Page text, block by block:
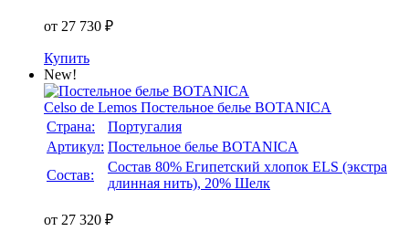
от 27 730 ₽
Купить
New!
Celso de Lemos Постельное белье BOTANICA
Страна:
Португалия
Артикул: Постельное белье BOTANICA
Состав:
Состав 80% Египетский хлопок ELS (экстра
длинная нить), 20% Шелк
от 27 320 ₽